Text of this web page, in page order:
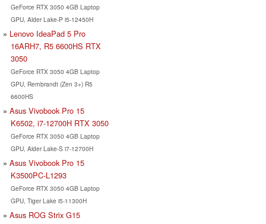
GeForce RTX 3050 4GB Laptop
GPU, Alder Lake-P i5-12450H
Lenovo IdeaPad 5 Pro
16ARH7, R5 6600HS RTX
3050
GeForce RTX 3050 4GB Laptop
GPU, Rembrandt (Zen 3+) R5
6600HS
Asus Vivobook Pro 15
K6502, i7-12700H RTX 3050
GeForce RTX 3050 4GB Laptop
GPU, Alder Lake-S i7-12700H
Asus Vivobook Pro 15
K3500PC-L1293
GeForce RTX 3050 4GB Laptop
GPU, Tiger Lake i5-11300H
Asus ROG Strix G15